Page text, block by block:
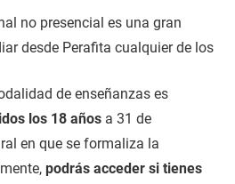
no presencial es una gran
desde Perafita cualquier de los
de enseñanzas es
los 18 años a 31 de
en que se formaliza la
podrás acceder si tienes